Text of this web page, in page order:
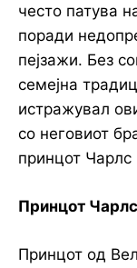
често патува
поради
пејзажи. Без
семејна
истражувал
со неговиот
принцот Чарлс
Принцот
Принцот од